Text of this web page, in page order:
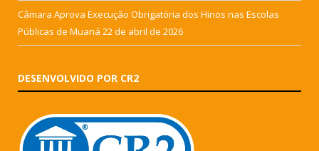
Câmara Aprova Execução Obrigatória dos Hinos nas Escolas
Públicas de Muaná 22 de abril de 2026
DESENVOLVIDO POR CR2